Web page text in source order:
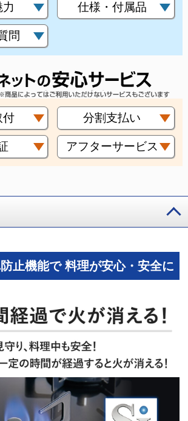
仕様・付属品
問
付 分割支払い
アフターサービス
止機能で 料理が安心・安全に